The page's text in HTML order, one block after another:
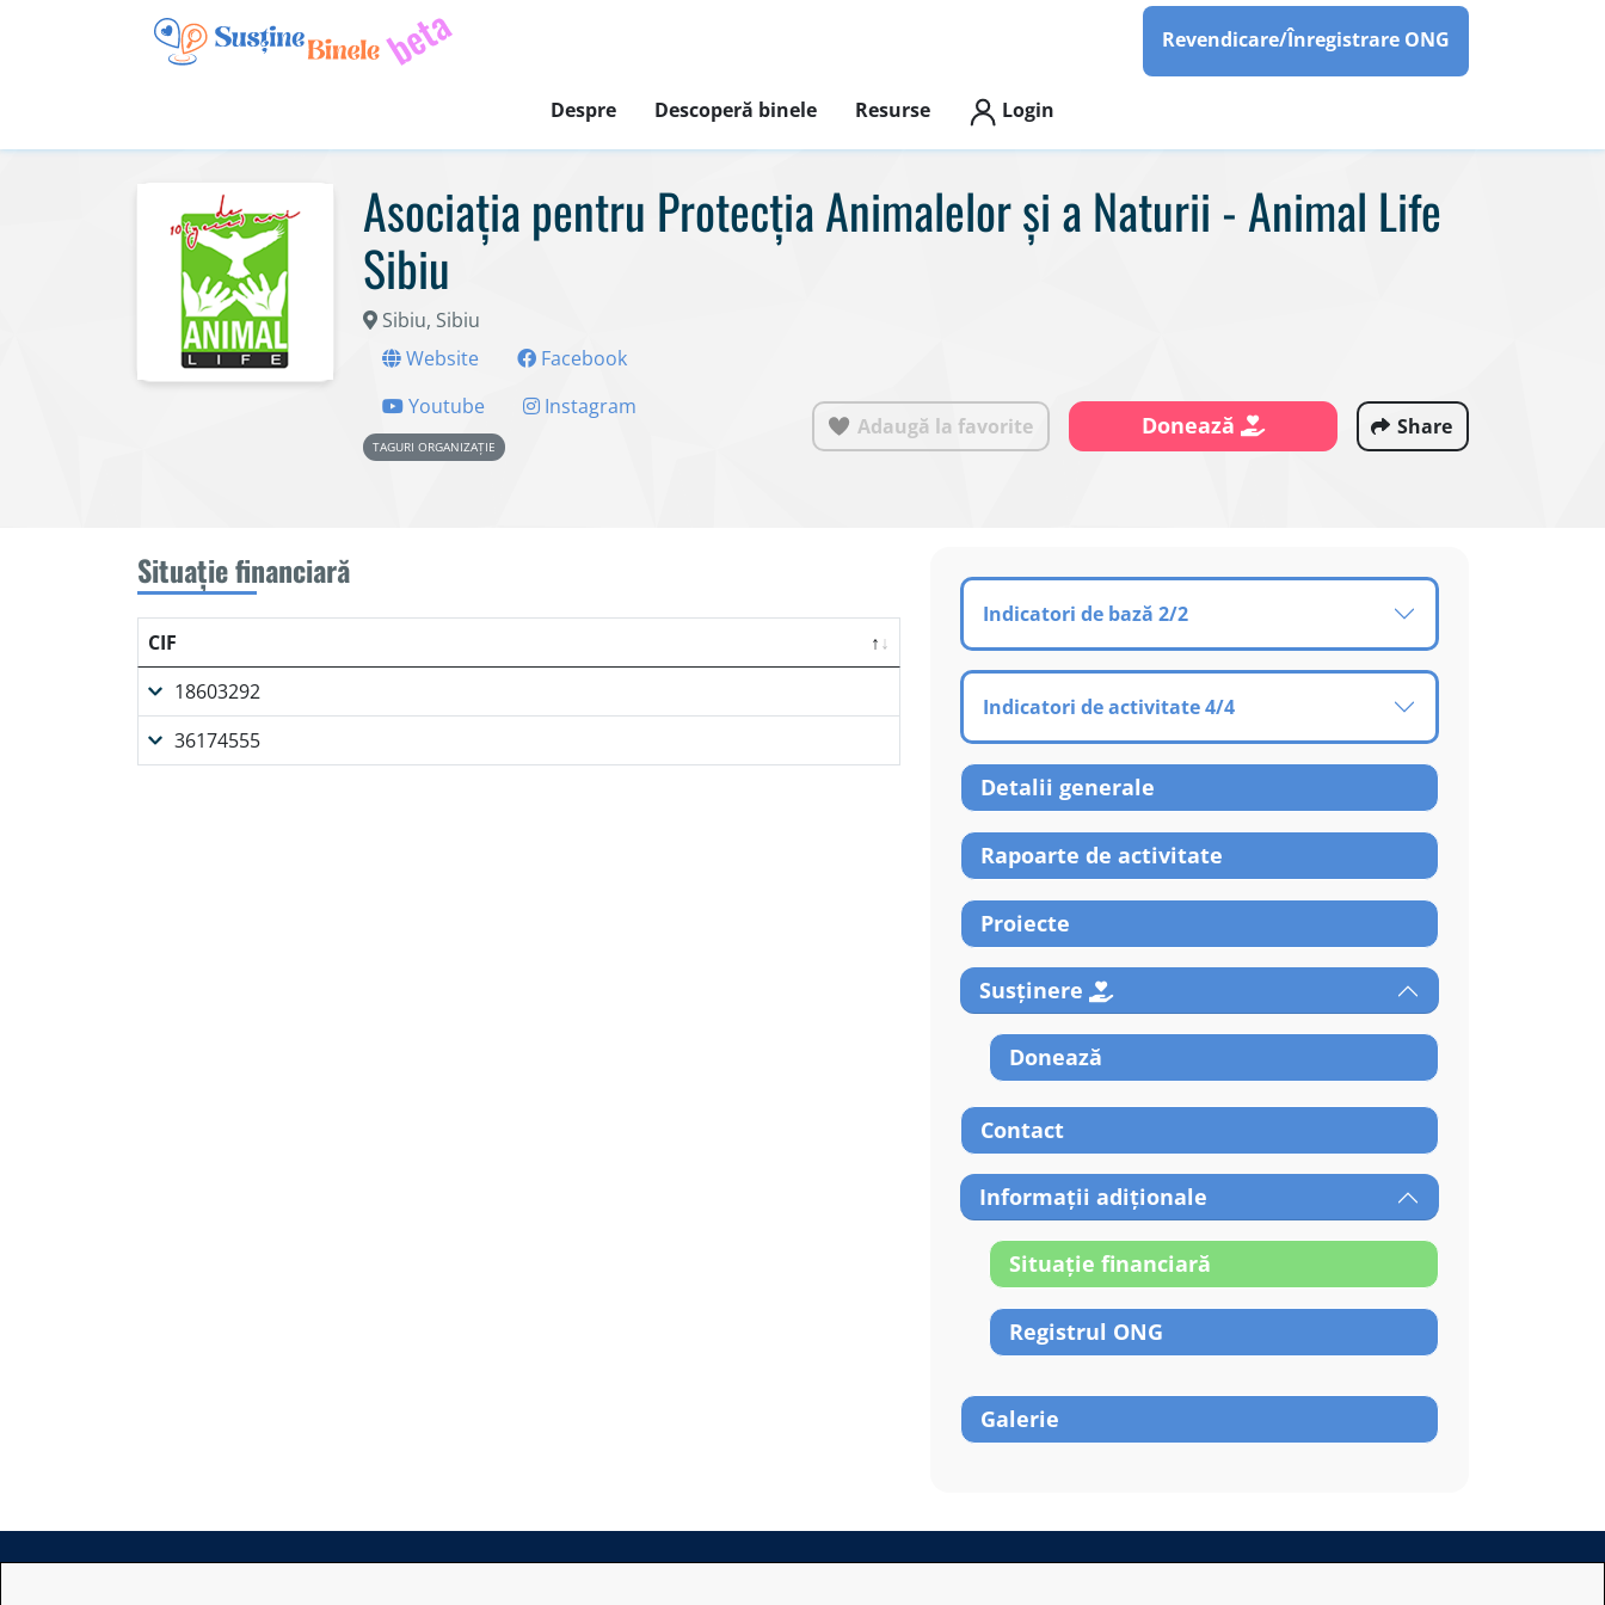
Revendicare/Înregistrare ONG
Despre Descoperă binele Resurse Login
Asociația pentru Protecția Animalelor și a Naturii - Animal Life
Sibiu
Sibiu, Sibiu
Website
Facebook
Youtube
Instagram
TAGURI ORGANIZAȚIE
Adaugă la favorite Donează Share
Indicatori de bază 2/2
Indicatori de activitate 4/4
Detalii generale
Rapoarte de activitate
Proiecte
Susținere
Donează
Contact
Informații adiționale
Situație financiară
Registrul ONG
Galerie
Situație financiară
CIF
18603292
36174555